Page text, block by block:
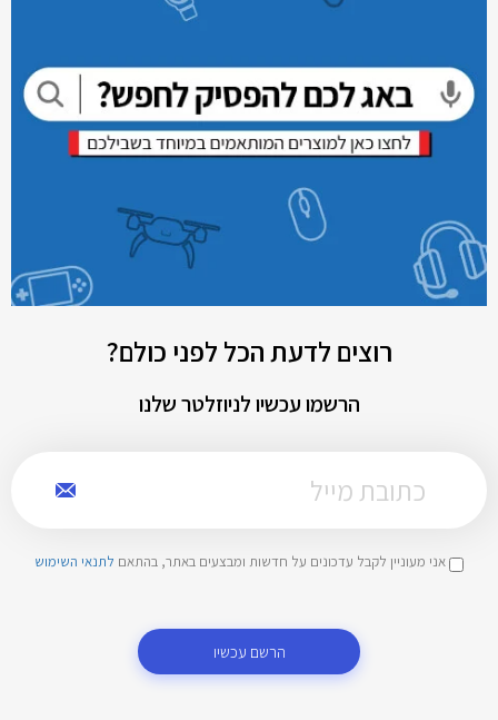
רוצים לדעת הכל לפני כולם?
הרשמו עכשיו לניוזלטר שלנו
אני מעוניין לקבל עדכונים על חדשות ומבצעים באתר, בהתאם לתנאי השימוש
הרשם עכשיו